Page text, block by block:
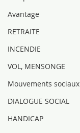
Avantage
RETRAITE
INCENDIE
VOL, MENSONGE
Mouvements sociaux
DIALOGUE SOCIAL
HANDICAP